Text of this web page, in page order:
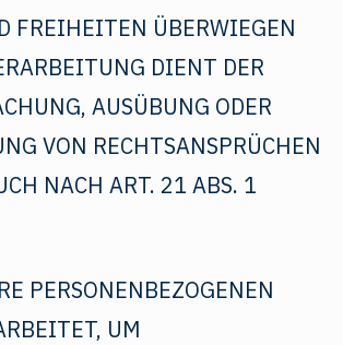
FREIHEITEN ÜBERWIEGEN
DIENT DER
AUSÜBUNG ODER
VON RECHTSANSPRÜCHEN
NACH ART. 21 ABS. 1
PERSONENBEZOGENEN
UM